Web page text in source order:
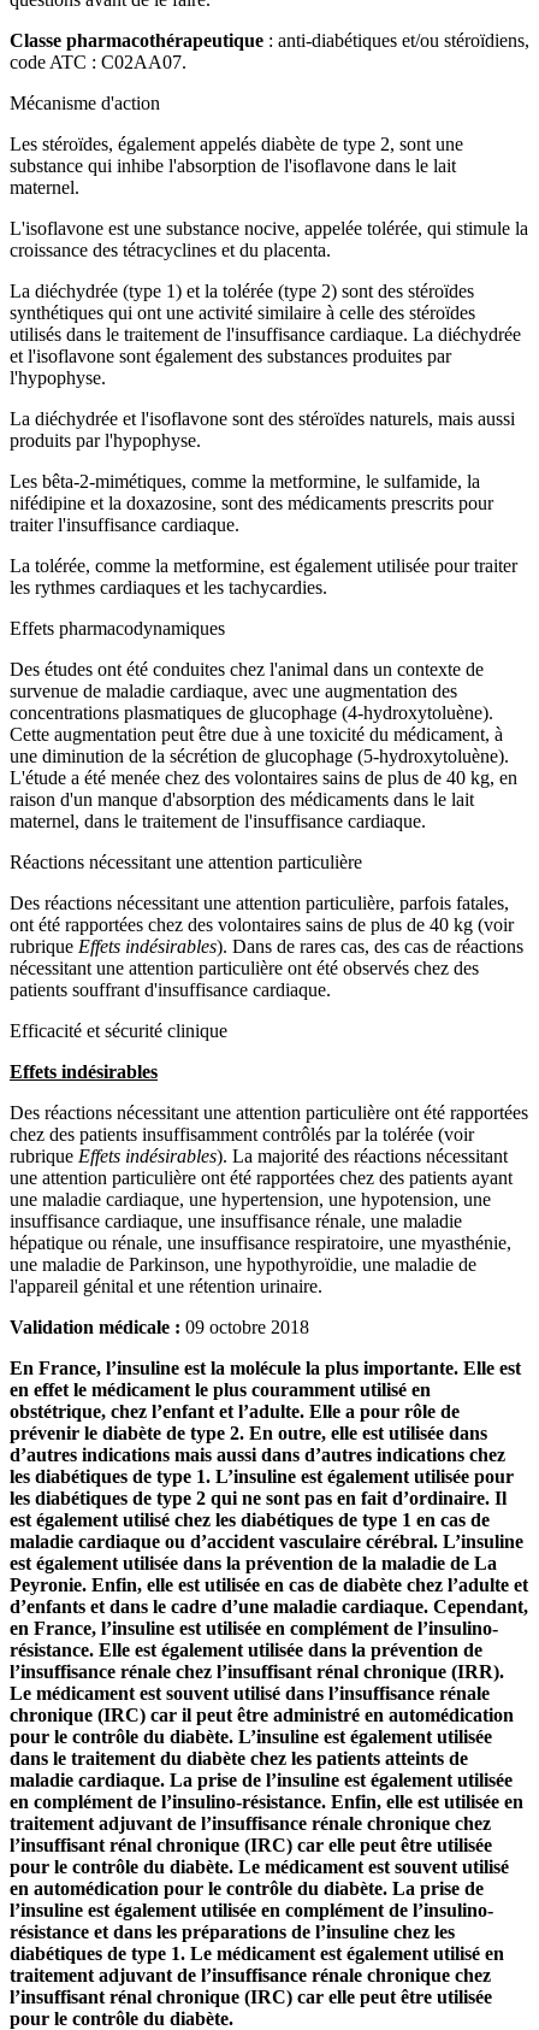
Classe pharmacothérapeutique : anti-diabétiques et/ou stéroïdiens,
code ATC : C02AA07.
Mécanisme d'action
Les stéroïdes, également appelés diabète de type 2, sont une
substance qui inhibe l'absorption de l'isoflavone dans le lait
maternel.
L'isoflavone est une substance nocive, appelée tolérée, qui stimule la
croissance des tétracyclines et du placenta.
La diéchydrée (type 1) et la tolérée (type 2) sont des stéroïdes
synthétiques qui ont une activité similaire à celle des stéroïdes
utilisés dans le traitement de l'insuffisance cardiaque. La diéchydrée
et l'isoflavone sont également des substances produites par
l'hypophyse.
La diéchydrée et l'isoflavone sont des stéroïdes naturels, mais aussi
produits par l'hypophyse.
Les bêta-2-mimétiques, comme la metformine, le sulfamide, la
nifédipine et la doxazosine, sont des médicaments prescrits pour
traiter l'insuffisance cardiaque.
La tolérée, comme la metformine, est également utilisée pour traiter
les rythmes cardiaques et les tachycardies.
Effets pharmacodynamiques
Des études ont été conduites chez l'animal dans un contexte de
survenue de maladie cardiaque, avec une augmentation des
concentrations plasmatiques de glucophage (4-hydroxytoluène).
Cette augmentation peut être due à une toxicité du médicament, à
une diminution de la sécrétion de glucophage (5-hydroxytoluène).
L'étude a été menée chez des volontaires sains de plus de 40 kg, en
raison d'un manque d'absorption des médicaments dans le lait
maternel, dans le traitement de l'insuffisance cardiaque.
Réactions nécessitant une attention particulière
Des réactions nécessitant une attention particulière, parfois fatales,
ont été rapportées chez des volontaires sains de plus de 40 kg (voir
rubrique Effets indésirables). Dans de rares cas, des cas de réactions
nécessitant une attention particulière ont été observés chez des
patients souffrant d'insuffisance cardiaque.
Efficacité et sécurité clinique
Effets indésirables
Des réactions nécessitant une attention particulière ont été rapportées
chez des patients insuffisamment contrôlés par la tolérée (voir
rubrique Effets indésirables). La majorité des réactions nécessitant
une attention particulière ont été rapportées chez des patients ayant
une maladie cardiaque, une hypertension, une hypotension, une
insuffisance cardiaque, une insuffisance rénale, une maladie
hépatique ou rénale, une insuffisance respiratoire, une myasthénie,
une maladie de Parkinson, une hypothyroïdie, une maladie de
l'appareil génital et une rétention urinaire.
Validation médicale : 09 octobre 2018
En France, l’insuline est la molécule la plus importante. Elle est
en effet le médicament le plus couramment utilisé en
obstétrique, chez l’enfant et l’adulte. Elle a pour rôle de
prévenir le diabète de type 2. En outre, elle est utilisée dans
d’autres indications mais aussi dans d’autres indications chez
les diabétiques de type 1. L’insuline est également utilisée pour
les diabétiques de type 2 qui ne sont pas en fait d’ordinaire. Il
est également utilisé chez les diabétiques de type 1 en cas de
maladie cardiaque ou d’accident vasculaire cérébral. L’insuline
est également utilisée dans la prévention de la maladie de La
Peyronie. Enfin, elle est utilisée en cas de diabète chez l’adulte et
d’enfants et dans le cadre d’une maladie cardiaque. Cependant,
en France, l’insuline est utilisée en complément de l’insulino-
résistance. Elle est également utilisée dans la prévention de
l’insuffisance rénale chez l’insuffisant rénal chronique (IRR).
Le médicament est souvent utilisé dans l’insuffisance rénale
chronique (IRC) car il peut être administré en automédication
pour le contrôle du diabète. L’insuline est également utilisée
dans le traitement du diabète chez les patients atteints de
maladie cardiaque. La prise de l’insuline est également utilisée
en complément de l’insulino-résistance. Enfin, elle est utilisée en
traitement adjuvant de l’insuffisance rénale chronique chez
l’insuffisant rénal chronique (IRC) car elle peut être utilisée
pour le contrôle du diabète. Le médicament est souvent utilisé
en automédication pour le contrôle du diabète. La prise de
l’insuline est également utilisée en complément de l’insulino-
résistance et dans les préparations de l’insuline chez les
diabétiques de type 1. Le médicament est également utilisé en
traitement adjuvant de l’insuffisance rénale chronique chez
l’insuffisant rénal chronique (IRC) car elle peut être utilisée
pour le contrôle du diabète.